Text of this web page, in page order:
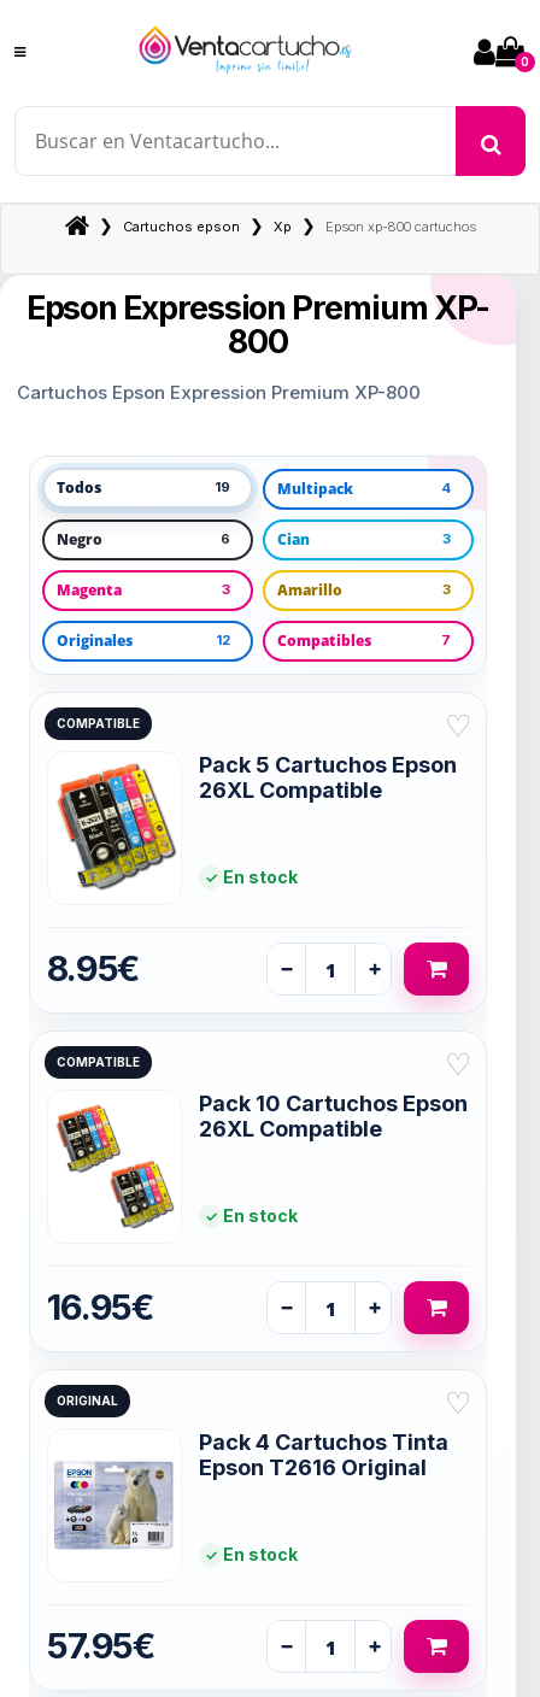
0
❯ Cartuchos epson ❯ Xp ❯ Epson xp-800 cartuchos
Epson Expression Premium XP-
800
Cartuchos Epson Expression Premium XP-800
Todos 19 Multipack 4
Negro 6 Cian 3
Magenta 3 Amarillo 3
Originales 12 Compatibles 7
COMPATIBLE ♡
Pack 5 Cartuchos Epson
26XL Compatible
En stock
8.95€ − +
COMPATIBLE ♡
Pack 10 Cartuchos Epson
26XL Compatible
En stock
16.95€ − +
ORIGINAL ♡
Pack 4 Cartuchos Tinta
Epson T2616 Original
En stock
57.95€ − +